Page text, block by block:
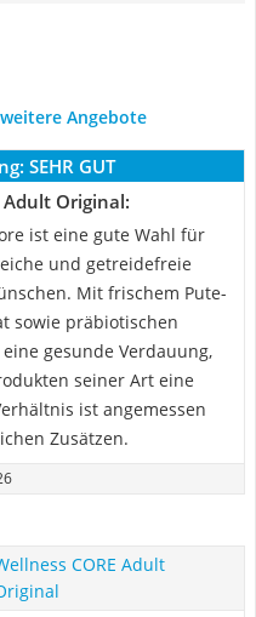
Angebote
SEHR GUT
Adult Original:
ist eine gute Wahl für
und getreidefreie
Mit frischem Pute-
sowie präbiotischen
gesunde Verdauung,
seiner Art eine
ist angemessen
Zusätzen.
CORE Adult